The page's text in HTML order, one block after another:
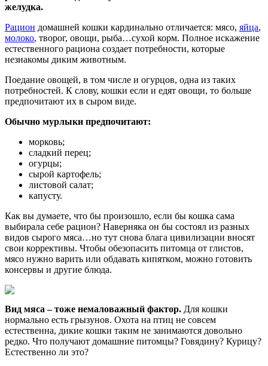
желудка.
Рацион домашней кошки кардинально отличается: мясо, яйца,
молоко, творог, овощи, рыба…сухой корм. Полное искажение
естественного рациона создает потребности, которые
незнакомы диким животным.
Поедание овощей, в том числе и огурцов, одна из таких
потребностей. К слову, кошки если и едят овощи, то больше
предпочитают их в сыром виде.
Обычно мурлыки предпочитают:
морковь;
сладкий перец;
огурцы;
сырой картофель;
листовой салат;
капусту.
Как вы думаете, что бы произошло, если бы кошка сама
выбирала себе рацион? Наверняка он бы состоял из разных
видов сырого мяса…но тут снова блага цивилизации вносят
свои коррективы. Чтобы обезопасить питомца от глистов,
мясо нужно варить или обдавать кипятком, можно готовить
консервы и другие блюда.
Вид мяса – тоже немаловажный фактор. Для кошки
нормально есть грызунов. Охота на птиц не совсем
естественна, дикие кошки таким не занимаются довольно
редко. Что получают домашние питомцы? Говядину? Курицу?
Естественно ли это?